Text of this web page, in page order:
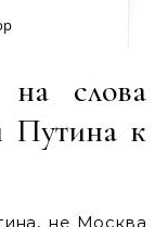
слова
Путина к
не Москва